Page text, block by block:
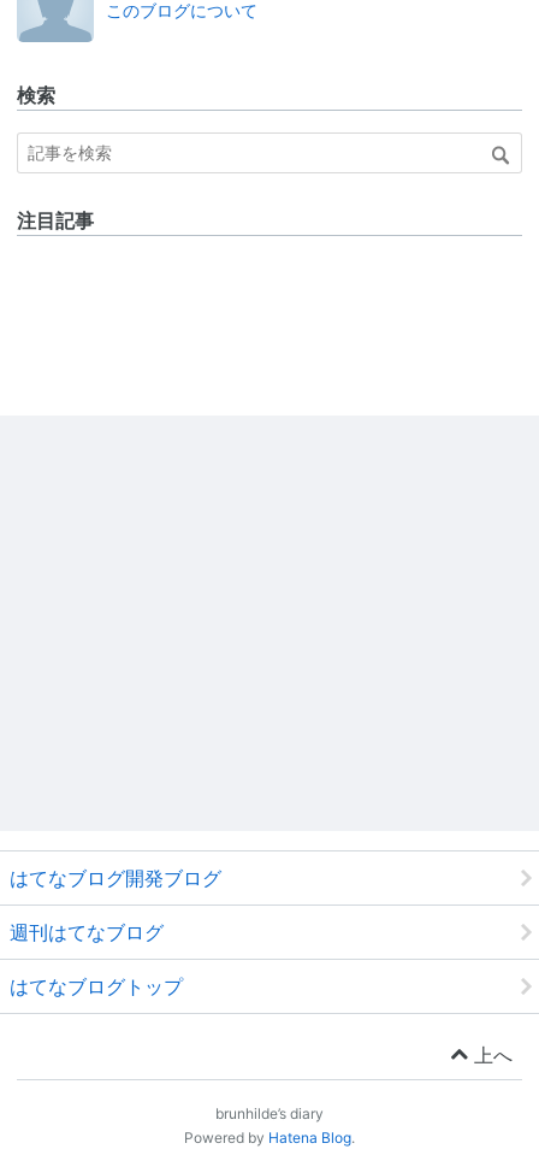
このブログについて
検索
注目記事
はてなブログ開発ブログ
週刊はてなブログ
はてなブログトップ
上へ
brunhilde’s diary
Powered by Hatena Blog.